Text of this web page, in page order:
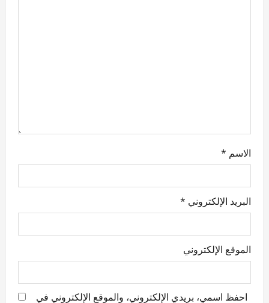
الاسم *
البريد الإلكتروني *
الموقع الإلكتروني
احفظ اسمي، بريدي الإلكتروني، والموقع الإلكتروني في